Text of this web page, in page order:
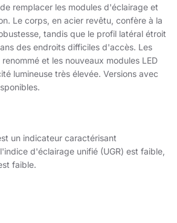
remplacer les modules d'éclairage et
Le corps, en acier revêtu, confère à la
tandis que le profil latéral étroit
des endroits difficiles d'accès. Les
et les nouveaux modules LED
lumineuse très élevée. Versions avec
un indicateur caractérisant
d'éclairage unifié (UGR) est faible,
faible.